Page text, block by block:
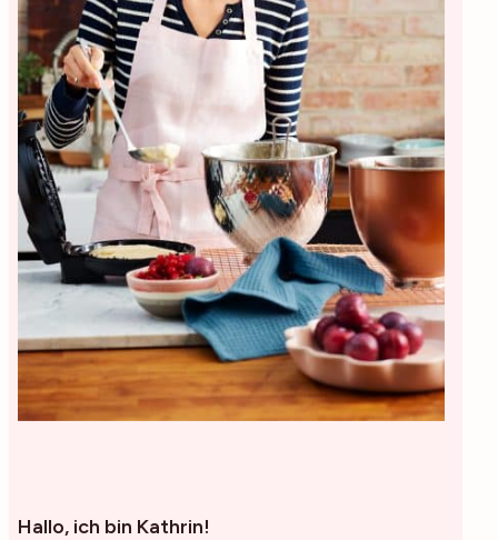
Hallo, ich bin Kathrin!